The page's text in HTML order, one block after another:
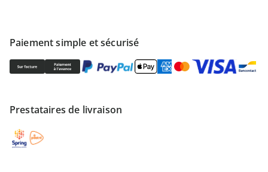
Paiement simple et sécurisé
Prestataires de livraison